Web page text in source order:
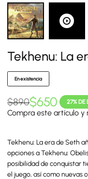
Tekhenu: La
En existencia
$890$650 27% DE
Compra este artículo y
Tekhenu: La era de Seth
opciones a Tekhenu:
posibilidad de conquistar
el juego, así como nuevas